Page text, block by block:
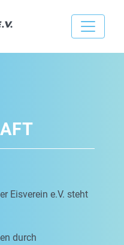
Eisverein e.V. steht
durch